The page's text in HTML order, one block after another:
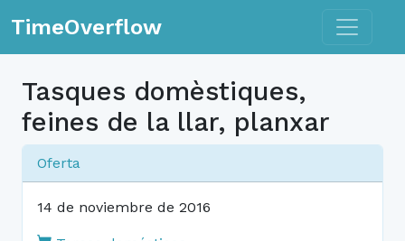
TimeOverflow Toggle
Tasques domèstiques,
feines de la llar, planxar
Oferta
14 de noviembre de 2016